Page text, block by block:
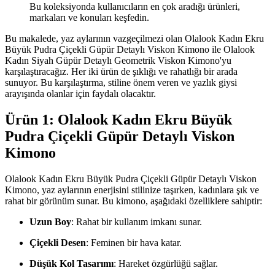
Bu koleksiyonda kullanıcıların en çok aradığı ürünleri,
markaları ve konuları keşfedin.
Bu makalede, yaz aylarının vazgeçilmezi olan Olalook Kadın Ekru
Büyük Pudra Çiçekli Güpür Detaylı Viskon Kimono ile Olalook
Kadın Siyah Güpür Detaylı Geometrik Viskon Kimono'yu
karşılaştıracağız. Her iki ürün de şıklığı ve rahatlığı bir arada
sunuyor. Bu karşılaştırma, stiline önem veren ve yazlık giysi
arayışında olanlar için faydalı olacaktır.
Ürün 1: Olalook Kadın Ekru Büyük
Pudra Çiçekli Güpür Detaylı Viskon
Kimono
Olalook Kadın Ekru Büyük Pudra Çiçekli Güpür Detaylı Viskon
Kimono, yaz aylarının enerjisini stilinize taşırken, kadınlara şık ve
rahat bir görünüm sunar. Bu kimono, aşağıdaki özelliklere sahiptir:
Uzun Boy: Rahat bir kullanım imkanı sunar.
Çiçekli Desen: Feminen bir hava katar.
Düşük Kol Tasarımı: Hareket özgürlüğü sağlar.